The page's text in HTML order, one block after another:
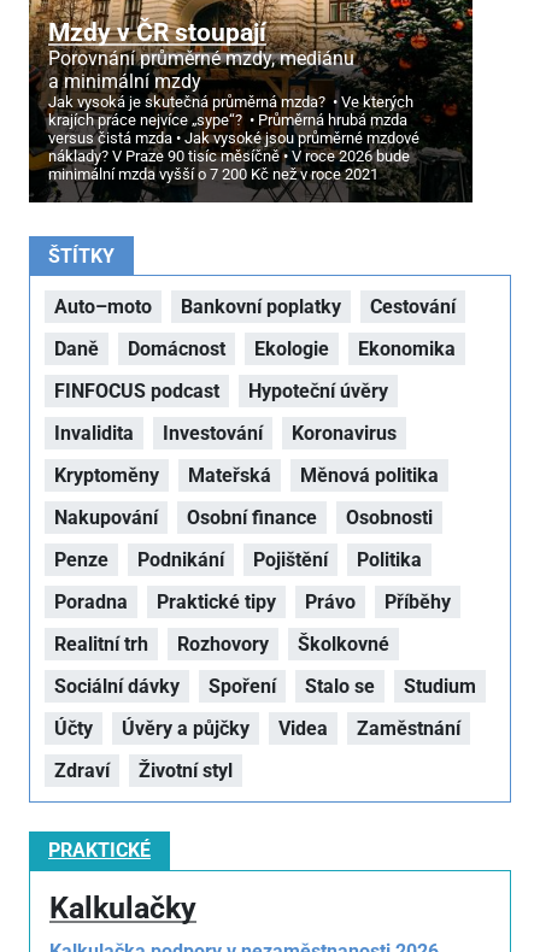
Mzdy v ČR stoupají
Porovnání průměrné mzdy, mediánu
a minimální mzdy
Jak vysoká je skutečná průměrná mzda?
Ve kterých
krajích práce nejvíce „sype“?
Průměrná hrubá mzda
versus čistá mzda
Jak vysoké jsou průměrné mzdové
náklady? V Praze 90 tisíc měsíčně
V roce 2026 bude
minimální mzda vyšší o 7 200 Kč než v roce 2021
ŠTÍTKY
Auto–moto Bankovní poplatky
Cestování
Daně
Domácnost Ekologie
Ekonomika
FINFOCUS podcast
Hypoteční úvěry
Invalidita
Investování
Koronavirus
Kryptoměny
Mateřská
Měnová politika
Nakupování
Osobní finance
Osobnosti
Penze
Podnikání Pojištění
Politika
Poradna
Praktické tipy Právo
Příběhy
Realitní trh
Rozhovory
Školkovné
Sociální dávky
Spoření Stalo se
Studium
Účty
Úvěry a půjčky Videa
Zaměstnání
Zdraví
Životní styl
PRAKTICKÉ
Kalkulačky